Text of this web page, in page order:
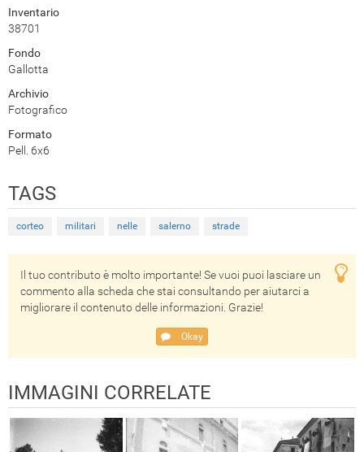
Inventario
38701
Fondo
Gallotta
Archivio
Fotografico
Formato
Pell. 6x6
TAGS
corteo militari nelle salerno strade
Il tuo contributo è molto importante! Se vuoi puoi lasciare un
commento alla scheda che stai consultando per aiutarci a
migliorare il contenuto delle informazioni. Grazie!
Okay
IMMAGINI CORRELATE